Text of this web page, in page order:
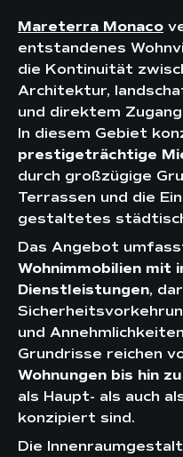
Mareterra Monaco
entstandenes
die Kontinuität
Architektur,
und direktem
In diesem Gebiet
prestigeträchtige
durch großzügige
Terrassen und die
gestaltetes
Das Angebot
Wohnimmobilien mit
Dienstleistungen,
und
Grundrisse reichen
Wohnungen bis hin
als Haupt- als auch
konzipiert sind.
Die